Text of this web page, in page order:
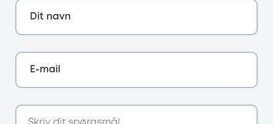
Dit navn
E-mail